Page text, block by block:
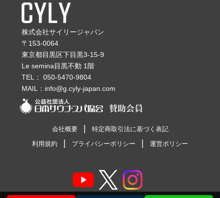
株式会社サイリージャパン
〒153-0064
東京都目黒区下目黒3-15-9
Le semina目黒不動 1階
TEL： 050-5470-9804
MAIL： info@g.cyly-japan.com
会社概要
特定商取引法に基づく表記
利用規約
プライバシーポリシー 運営ポリシー